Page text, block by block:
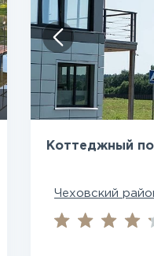
Коттеджный
Чеховский